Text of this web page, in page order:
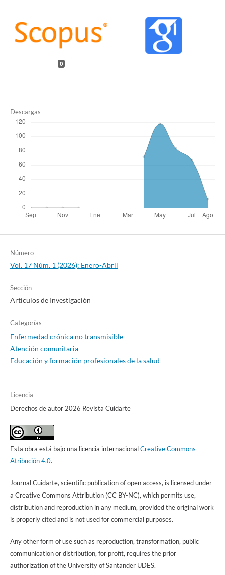
0
Descargas
Número
Vol. 17 Núm. 1 (2026): Enero-Abril
Sección
Artículos de Investigación
Categorías
Enfermedad crónica no transmisible
Atención comunitaria
Educación y formación profesionales de la salud
Licencia
Derechos de autor 2026 Revista Cuidarte
Esta obra está bajo una licencia internacionalCreative Commons
Atribución 4.0.
Journal Cuidarte, scientific publication of open access, is licensed under
a Creative Commons Attribution (CC BY-NC), which permits use,
distribution and reproduction in any medium, provided the original work
is properly cited and is not used for commercial purposes.
Any other form of use such as reproduction, transformation, public
communication or distribution, for profit, requires the prior
authorization of the University of Santander UDES.